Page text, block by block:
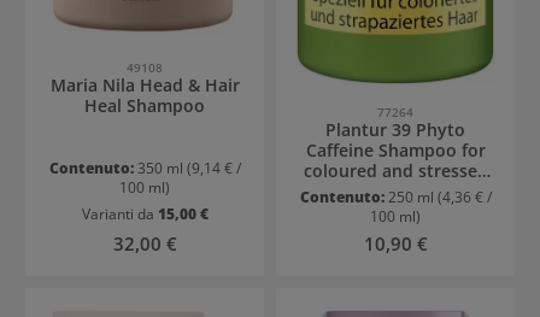
49108
Maria Nila Head & Hair
Heal Shampoo
Contenuto: 350 ml (9,14 € /
100 ml)
Varianti da 15,00 €
Prezzo normale:
32,00 €
77264
Plantur 39 Phyto
Caffeine Shampoo for
coloured and stressed
hair
Contenuto:250 ml (4,36 € /
100 ml)
Prezzo normale:
10,90 €